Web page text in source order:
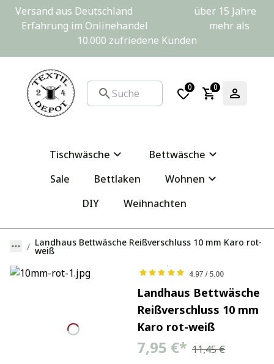
Versand aus Deutschland                         über 15 Jahre
Erfahrung im Onlinehandel                         mehr als
10.000 zufriedene Kunden
0 0
Tischwäsche
Bettwäsche
Sale
Bettlaken
Wohnen
DIY
Weihnachten
Landhaus Bettwäsche Reißverschluss 10 mm Karo rot-
weiß
Landhaus Bettwäsche
Reißverschluss 10 mm
Karo rot-weiß
7,95 €* 11,45 €